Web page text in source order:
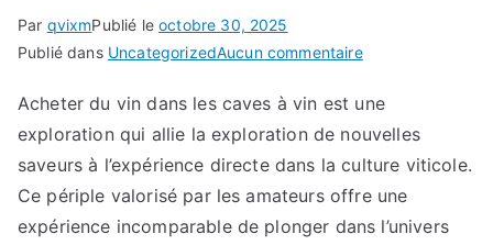
Par qvixmPublié leoctobre 30, 2025
Publié dans UncategorizedAucun commentairesur
authentique
dans
l’univers
viticole
Acheter du vin dans les caves à vin est une
exploration qui allie la exploration de nouvelles
saveurs à l’expérience directe dans la culture viticole.
Ce périple valorisé par les amateurs offre une
expérience incomparable de plonger dans l’univers